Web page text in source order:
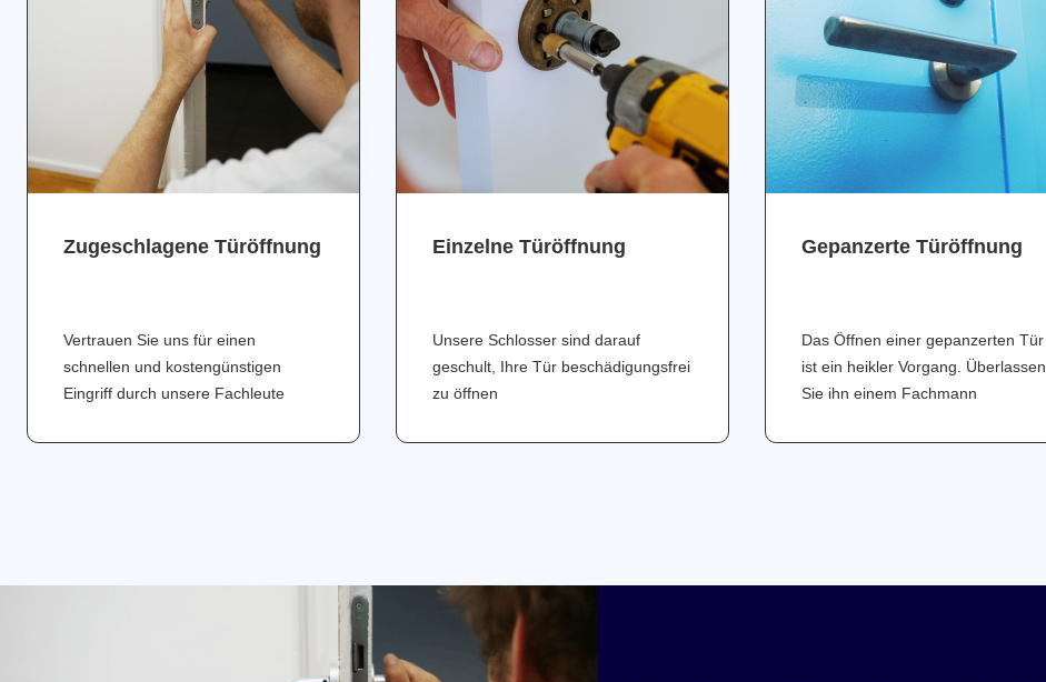
Zugeschlagene Türöffnung
Vertrauen Sie uns für einen
schnellen und kostengünstigen
Eingriff durch unsere Fachleute
Einzelne Türöffnung
Unsere Schlosser sind darauf
geschult, Ihre Tür beschädigungsfrei
zu öffnen
Gepanzerte Türöffnung
Das Öffnen einer gepanzerten Tür
ist ein heikler Vorgang. Überlassen
Sie ihn einem Fachmann